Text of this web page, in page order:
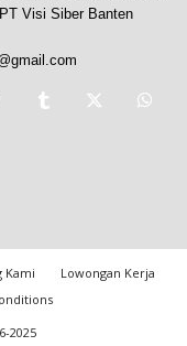
Visi Siber Banten
Kami
Lowongan Kerja
2025